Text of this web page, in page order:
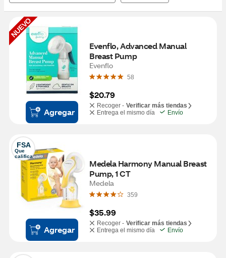
NUEVO
Agregar
Evenflo, Advanced Manual
Breast Pump
Evenflo
58
$20.79
Recoger - Verificar más tiendas
Entrega el mismo día
Envío
FSA
Que
califica
Agregar
Medela Harmony Manual Breast
Pump, 1 CT
Medela
359
$35.99
Recoger - Verificar más tiendas
Entrega el mismo día
Envío